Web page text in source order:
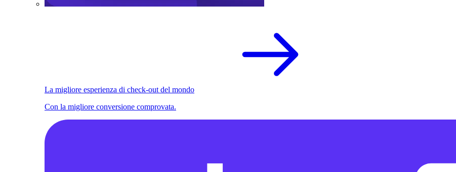
La migliore esperienza di check-out del mondo
Con la migliore conversione comprovata.